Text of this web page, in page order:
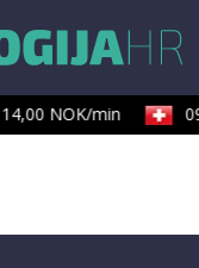
14,00 NOK/min